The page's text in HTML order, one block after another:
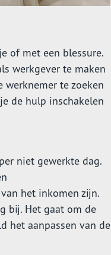
of met een blessure.
werkgever te maken
te zoeken
de hulp inschakelen
niet gewerkte dag.
het inkomen zijn.
bij. Het gaat om de
het aanpassen van de